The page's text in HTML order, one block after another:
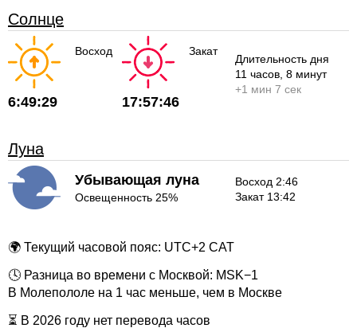
Солнце
Восход
6:49:29
Закат
17:57:46
Длительность дня
11 часов , 8 минут
+1 мин7 сек
Луна
Убывающая луна
Освещенность 25%
Восход 2:46
Закат 13:42
🌍 Текущий часовой пояс: UTC+2 CAT
🕓 Разница во времени с Москвой: MSK−1
В Молепололе на 1 час меньше, чем в Москве
⏳ В 2026 году нет перевода часов